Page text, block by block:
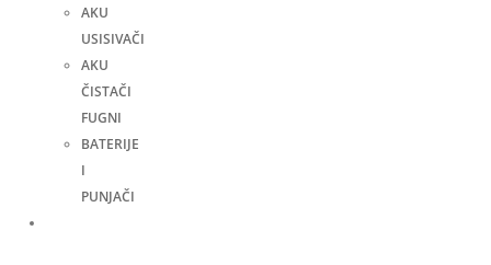
AKU
USISIVAČI
AKU
ČISTAČI
FUGNI
BATERIJE
I
PUNJAČI